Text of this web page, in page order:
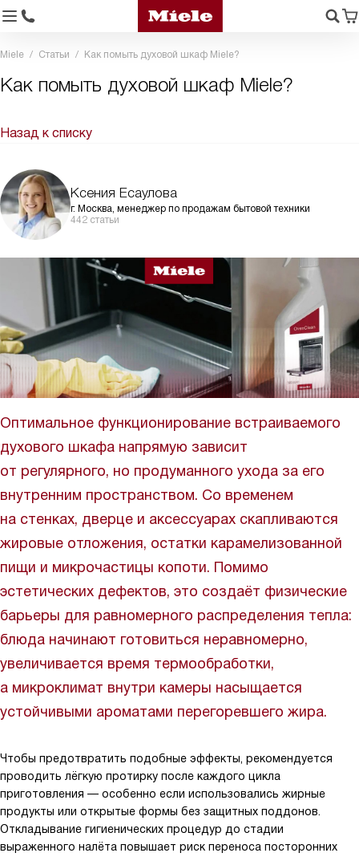
Miele Статьи Как помыть духовой шкаф Miele?
Как помыть духовой шкаф Miele?
Оптимальное функционирование встраиваемого
духового шкафа напрямую зависит
от регулярного, но продуманного ухода за его
внутренним пространством. Со временем
на стенках, дверце и аксессуарах скапливаются
жировые отложения, остатки карамелизованной
пищи и микрочастицы копоти. Помимо
эстетических дефектов, это создаёт физические
барьеры для равномерного распределения тепла:
блюда начинают готовиться неравномерно,
увеличивается время термообработки,
а микроклимат внутри камеры насыщается
устойчивыми ароматами перегоревшего жира.
Чтобы предотвратить подобные эффекты, рекомендуется
проводить лёгкую протирку после каждого цикла
приготовления — особенно если использовались жирные
продукты или открытые формы без защитных поддонов.
Откладывание гигиенических процедур до стадии
выраженного налёта повышает риск переноса посторонних
Ксения Есаулова
г. Москва, менеджер по продажам бытовой техники
442 статьи
Назад к списку